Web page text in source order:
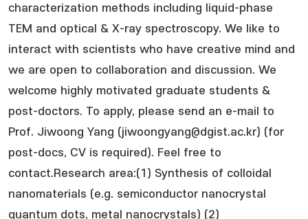
characterization methods including liquid-phase
TEM and optical & X-ray spectroscopy. We like to
interact with scientists who have creative mind and
we are open to collaboration and discussion. We
welcome highly motivated graduate students &
post-doctors. To apply, please send an e-mail to
Prof. Jiwoong Yang (jiwoongyang@dgist.ac.kr) (for
post-docs, CV is required). Feel free to
contact.Research area:(1) Synthesis of colloidal
nanomaterials (e.g. semiconductor nanocrystal
quantum dots, metal nanocrystals) (2)